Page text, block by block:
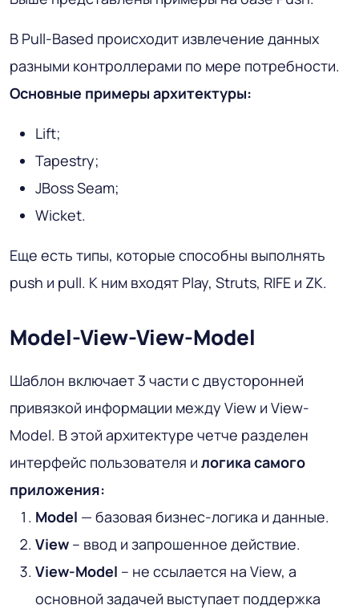
В Pull-Based происходит извлечение данных
разными контроллерами по мере потребности.
Основные примеры архитектуры:
Lift;
Tapestry;
JBoss Seam;
Wicket.
Еще есть типы, которые способны выполнять
push и pull. К ним входят Play, Struts, RIFE и ZK.
Model-View-View-Model
Шаблон включает 3 части с двусторонней
привязкой информации между View и View-
Model. В этой архитектуре четче разделен
интерфейс пользователя и логика самого
приложения:
Model — базовая бизнес-логика и данные.
View – ввод и запрошенное действие.
View-Model – не ссылается на View, а
основной задачей выступает поддержка